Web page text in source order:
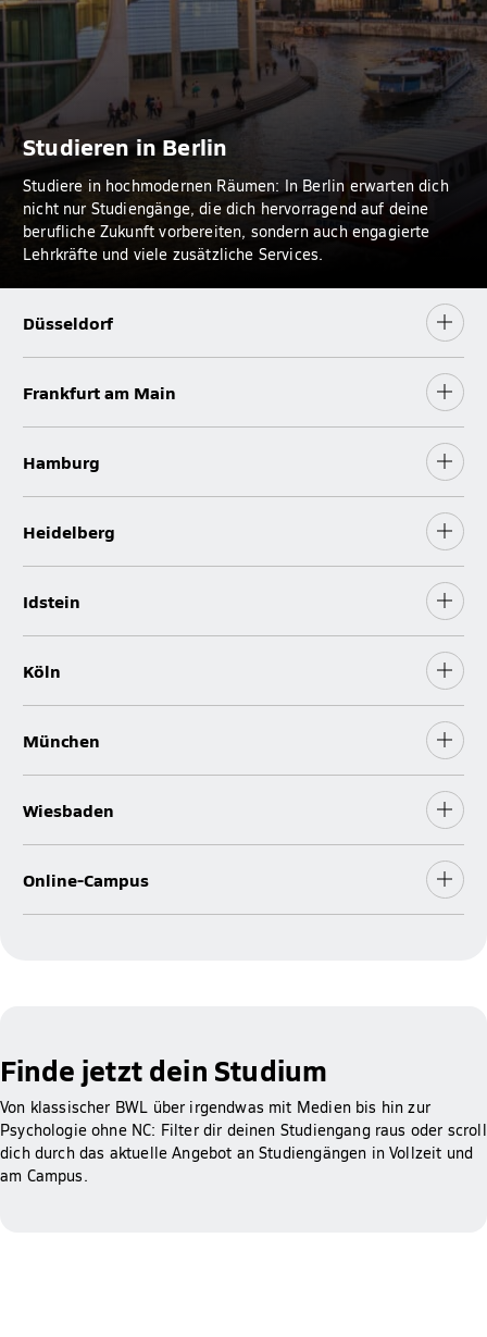
Studieren in Berlin
Studiere in hochmodernen Räumen: In Berlin erwarten dich
nicht nur Studiengänge, die dich hervorragend auf deine
berufliche Zukunft vorbereiten, sondern auch engagierte
Lehrkräfte und viele zusätzliche Services.
Düsseldorf
Frankfurt am Main
Hamburg
Heidelberg
Idstein
Köln
München
Wiesbaden
Online-Campus
Finde jetzt dein Studium
Von klassischer BWL über irgendwas mit Medien bis hin zur
Psychologie ohne NC: Filter dir deinen Studiengang raus oder scroll
dich durch das aktuelle Angebot an Studiengängen in Vollzeit und
am Campus.